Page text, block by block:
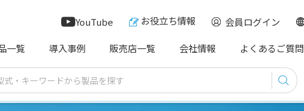
一覧 導入事例 販売店一覧 会社情報 よくあるご質問
YouTube お役立ち情報 会員ログイン